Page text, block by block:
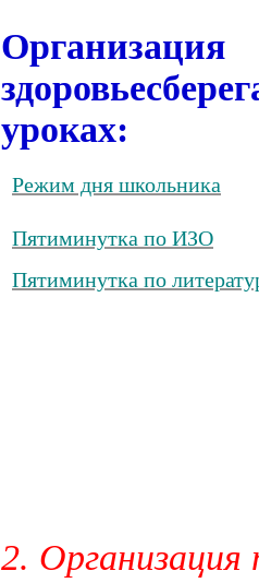
уроках:
Режим дня школьника
Пятиминутка по ИЗО
Пятиминутка по
2.